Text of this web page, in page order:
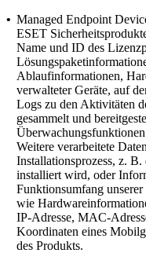
• Managed Endpoint
ESET
Name und ID des
Ablaufinformationen,
verwalteter Geräte, auf
Logs zu den Aktivitäten
gesammelt und
Weitere verarbeitete
Installationsprozess, z.
installiert wird, oder
Funktionsumfang
wie
IP-Adresse, MAC-
Koordinaten eines
des Produkts.